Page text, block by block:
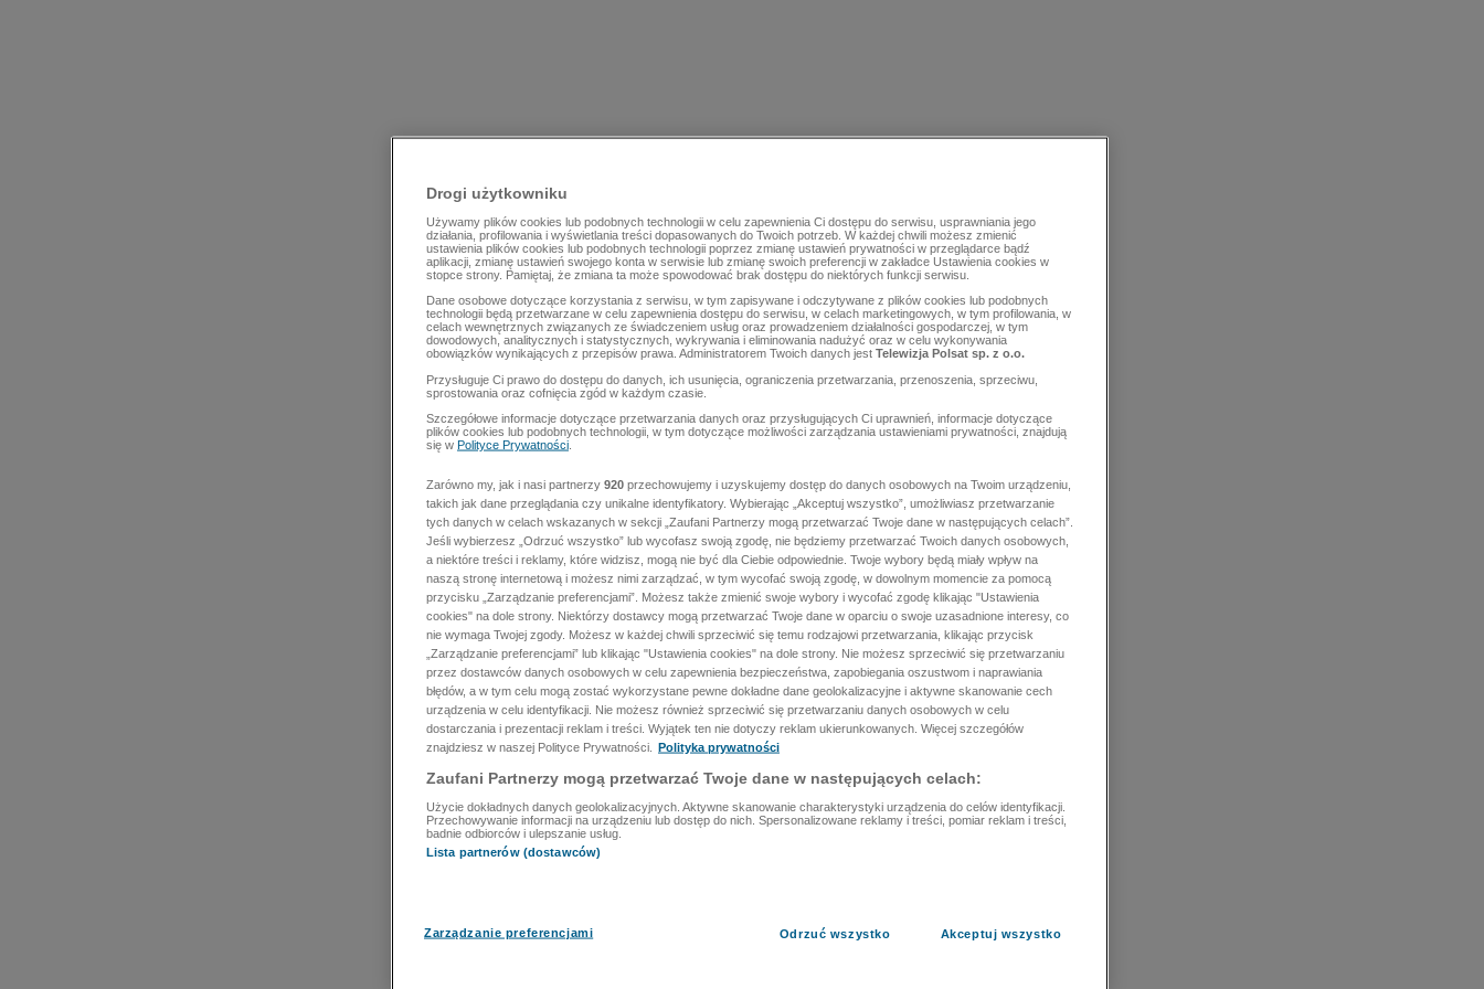
Drogi użytkowniku
Używamy plików cookies lub podobnych technologii w celu zapewnienia Ci dostępu do serwisu, usprawniania jego
działania, profilowania i wyświetlania treści dopasowanych do Twoich potrzeb. W każdej chwili możesz zmienić
ustawienia plików cookies lub podobnych technologii poprzez zmianę ustawień prywatności w przeglądarce bądź
aplikacji, zmianę ustawień swojego konta w serwisie lub zmianę swoich preferencji w zakładce Ustawienia cookies w
stopce strony. Pamiętaj, że zmiana ta może spowodować brak dostępu do niektórych funkcji serwisu.
Dane osobowe dotyczące korzystania z serwisu, w tym zapisywane i odczytywane z plików cookies lub podobnych
technologii będą przetwarzane w celu zapewnienia dostępu do serwisu, w celach marketingowych, w tym profilowania, w
celach wewnętrznych związanych ze świadczeniem usług oraz prowadzeniem działalności gospodarczej, w tym
dowodowych, analitycznych i statystycznych, wykrywania i eliminowania nadużyć oraz w celu wykonywania
obowiązków wynikających z przepisów prawa. Administratorem Twoich danych jest Telewizja Polsat sp. z o.o.
Przysługuje Ci prawo do dostępu do danych, ich usunięcia, ograniczenia przetwarzania, przenoszenia, sprzeciwu,
sprostowania oraz cofnięcia zgód w każdym czasie.
Szczegółowe informacje dotyczące przetwarzania danych oraz przysługujących Ci uprawnień, informacje dotyczące
plików cookies lub podobnych technologii, w tym dotyczące możliwości zarządzania ustawieniami prywatności, znajdują
się w Polityce Prywatności
Zarówno my, jak i nasi partnerzy 920 przechowujemy i uzyskujemy dostęp do danych osobowych na Twoim urządzeniu,
takich jak dane przeglądania czy unikalne identyfikatory. Wybierając „Akceptuj wszystko”, umożliwiasz przetwarzanie
tych danych w celach wskazanych w sekcji „Zaufani Partnerzy mogą przetwarzać Twoje dane w następujących celach”.
Jeśli wybierzesz „Odrzuć wszystko” lub wycofasz swoją zgodę, nie będziemy przetwarzać Twoich danych osobowych,
a niektóre treści i reklamy, które widzisz, mogą nie być dla Ciebie odpowiednie. Twoje wybory będą miały wpływ na
naszą stronę internetową i możesz nimi zarządzać, w tym wycofać swoją zgodę, w dowolnym momencie za pomocą
przycisku „Zarządzanie preferencjami”. Możesz także zmienić swoje wybory i wycofać zgodę klikając "Ustawienia
cookies" na dole strony. Niektórzy dostawcy mogą przetwarzać Twoje dane w oparciu o swoje uzasadnione interesy, co
nie wymaga Twojej zgody. Możesz w każdej chwili sprzeciwić się temu rodzajowi przetwarzania, klikając przycisk
„Zarządzanie preferencjami” lub klikając "Ustawienia cookies" na dole strony. Nie możesz sprzeciwić się przetwarzaniu
przez dostawców danych osobowych w celu zapewnienia bezpieczeństwa, zapobiegania oszustwom i naprawiania
błędów, a w tym celu mogą zostać wykorzystane pewne dokładne dane geolokalizacyjne i aktywne skanowanie cech
urządzenia w celu identyfikacji. Nie możesz również sprzeciwić się przetwarzaniu danych osobowych w celu
dostarczania i prezentacji reklam i treści. Wyjątek ten nie dotyczy reklam ukierunkowanych. Więcej szczegółów
znajdziesz w naszej Polityce Prywatności.
Polityka prywatności
Zaufani Partnerzy mogą przetwarzać Twoje dane w następujących celach:
Użycie dokładnych danych geolokalizacyjnych. Aktywne skanowanie charakterystyki urządzenia do celów identyfikacji.
Przechowywanie informacji na urządzeniu lub dostęp do nich. Spersonalizowane reklamy i treści, pomiar reklam i treści,
badnie odbiorców i ulepszanie usług.
Lista partnerów (dostawców)
Zarządzanie preferencjami Odrzuć wszystko Akceptuj wszystko